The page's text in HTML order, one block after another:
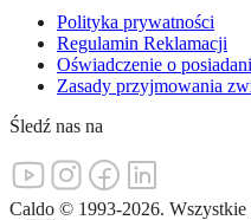
Polityka prywatności
Regulamin Reklamacji
Oświadczenie o
Zasady przyjmowania
Śledź nas na
Caldo © 1993-2026. Wszystkie